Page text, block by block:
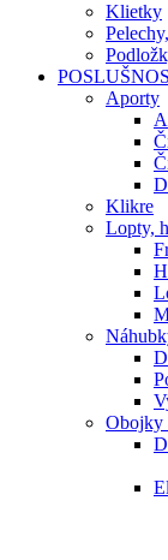
Klietky
Aporty
Klikre
Lopty,
Obojky